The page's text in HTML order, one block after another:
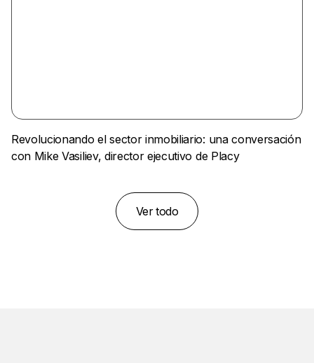
Revolucionando el sector inmobiliario: una conversación
con Mike Vasiliev, director ejecutivo de Placy
Ver todo